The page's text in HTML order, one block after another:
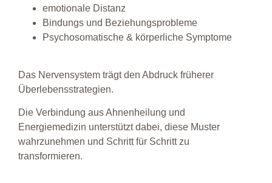
emotionale Distanz
Bindungs und Beziehungsprobleme
Psychosomatische & körperliche Symptome
Das Nervensystem trägt den Abdruck früherer
Überlebensstrategien.
Die Verbindung aus Ahnenheilung und
Energiemedizin unterstützt dabei, diese Muster
wahrzunehmen und Schritt für Schritt zu
transformieren.